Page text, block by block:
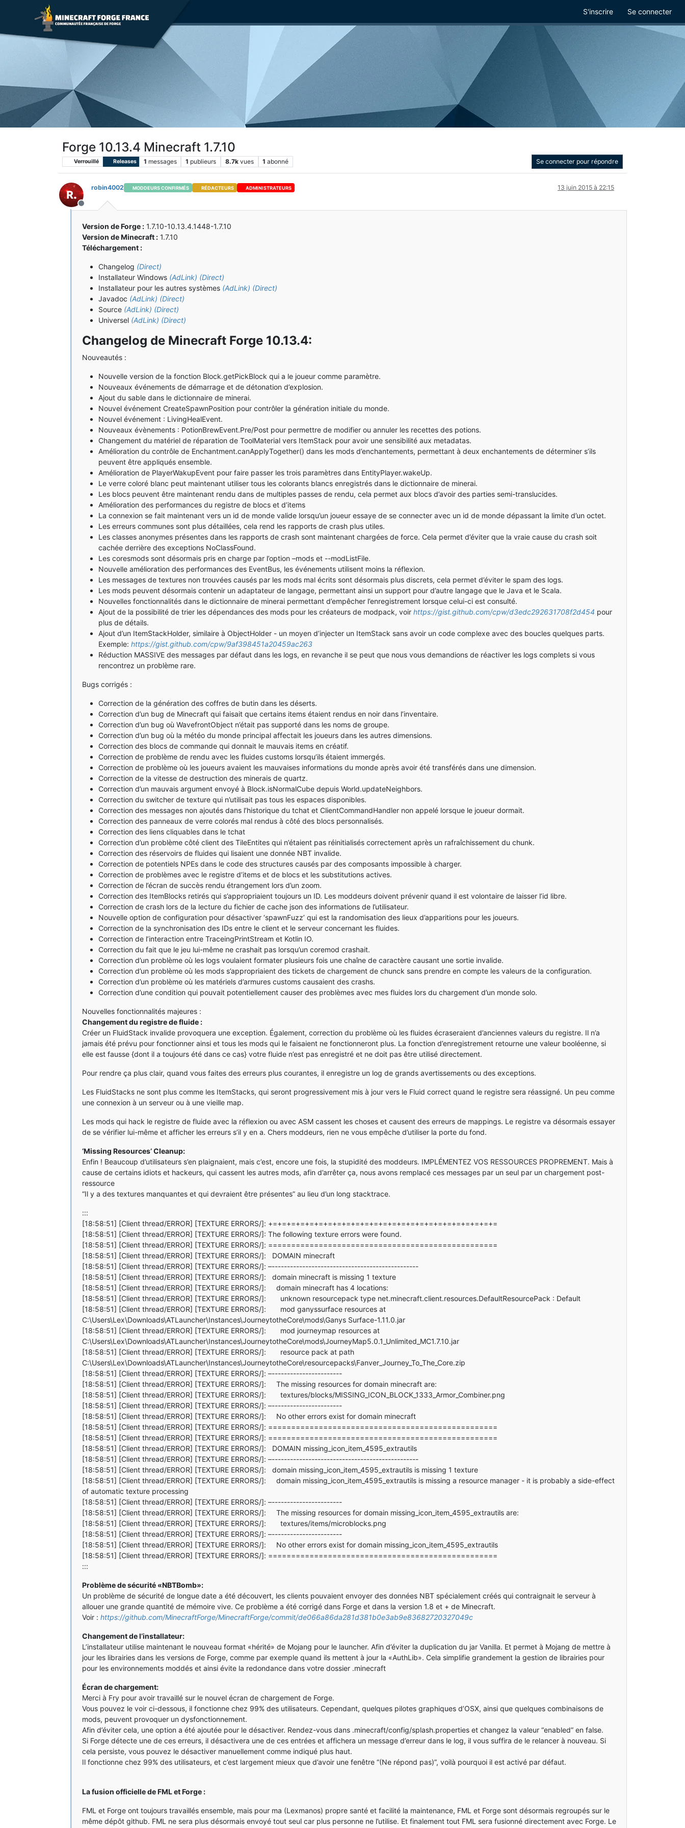
S'inscrire Se connecter
Forge 10.13.4 Minecraft 1.7.10
Verrouillé Releases 1 messages 1 publieurs 8.7k vues 1 abonné Se connecter pour répondre
Hors-ligne
robin4002 MODDEURS CONFIRMÉS RÉDACTEURS ADMINISTRATEURS 13 juin 2015 à 22:15
Version de Forge : 1.7.10-10.13.4.1448-1.7.10
Version de Minecraft : 1.7.10
Téléchargement :
Changelog (Direct)
Installateur Windows (AdLink) (Direct)
Installateur pour les autres systèmes (AdLink) (Direct)
Javadoc (AdLink) (Direct)
Source (AdLink) (Direct)
Universel (AdLink) (Direct)
Changelog de Minecraft Forge 10.13.4:
Nouveautés :
Nouvelle version de la fonction Block.getPickBlock qui a le joueur comme paramètre.
Nouveaux événements de démarrage et de détonation d’explosion.
Ajout du sable dans le dictionnaire de minerai.
Nouvel événement CreateSpawnPosition pour contrôler la génération initiale du monde.
Nouvel événement : LivingHealEvent.
Nouveaux évènements : PotionBrewEvent.Pre/Post pour permettre de modifier ou annuler les recettes des potions.
Changement du matériel de réparation de ToolMaterial vers ItemStack pour avoir une sensibilité aux metadatas.
Amélioration du contrôle de Enchantment.canApplyTogether() dans les mods d’enchantements, permettant à deux enchantements de déterminer s’ils
peuvent être appliqués ensemble.
Amélioration de PlayerWakupEvent pour faire passer les trois paramètres dans EntityPlayer.wakeUp.
Le verre coloré blanc peut maintenant utiliser tous les colorants blancs enregistrés dans le dictionnaire de minerai.
Les blocs peuvent être maintenant rendu dans de multiples passes de rendu, cela permet aux blocs d’avoir des parties semi-translucides.
Amélioration des performances du registre de blocs et d’items
La connexion se fait maintenant vers un id de monde valide lorsqu’un joueur essaye de se connecter avec un id de monde dépassant la limite d’un octet.
Les erreurs communes sont plus détaillées, cela rend les rapports de crash plus utiles.
Les classes anonymes présentes dans les rapports de crash sont maintenant chargées de force. Cela permet d’éviter que la vraie cause du crash soit
cachée derrière des exceptions NoClassFound.
Les coresmods sont désormais pris en charge par l’option –mods et --modListFile.
Nouvelle amélioration des performances des EventBus, les événements utilisent moins la réflexion.
Les messages de textures non trouvées causés par les mods mal écrits sont désormais plus discrets, cela permet d’éviter le spam des logs.
Les mods peuvent désormais contenir un adaptateur de langage, permettant ainsi un support pour d’autre langage que le Java et le Scala.
Nouvelles fonctionnalités dans le dictionnaire de minerai permettant d’empêcher l’enregistrement lorsque celui-ci est consulté.
Ajout de la possibilité de trier les dépendances des mods pour les créateurs de modpack, voir https://gist.github.com/cpw/d3edc292631708f2d454 pour
plus de détails.
Ajout d’un ItemStackHolder, similaire à ObjectHolder - un moyen d’injecter un ItemStack sans avoir un code complexe avec des boucles quelques parts.
Exemple: https://gist.github.com/cpw/9af398451a20459ac263
Réduction MASSIVE des messages par défaut dans les logs, en revanche il se peut que nous vous demandions de réactiver les logs complets si vous
rencontrez un problème rare.
Bugs corrigés :
Correction de la génération des coffres de butin dans les déserts.
Correction d’un bug de Minecraft qui faisait que certains items étaient rendus en noir dans l’inventaire.
Correction d’un bug où WavefrontObject n’était pas supporté dans les noms de groupe.
Correction d’un bug où la météo du monde principal affectait les joueurs dans les autres dimensions.
Correction des blocs de commande qui donnait le mauvais items en créatif.
Correction de problème de rendu avec les fluides customs lorsqu’ils étaient immergés.
Correction de problème où les joueurs avaient les mauvaises informations du monde après avoir été transférés dans une dimension.
Correction de la vitesse de destruction des minerais de quartz.
Correction d’un mauvais argument envoyé à Block.isNormalCube depuis World.updateNeighbors.
Correction du switcher de texture qui n’utilisait pas tous les espaces disponibles.
Correction des messages non ajoutés dans l’historique du tchat et ClientCommandHandler non appelé lorsque le joueur dormait.
Correction des panneaux de verre colorés mal rendus à côté des blocs personnalisés.
Correction des liens cliquables dans le tchat
Correction d’un problème côté client des TileEntites qui n’étaient pas réinitialisés correctement après un rafraîchissement du chunk.
Correction des réservoirs de fluides qui lisaient une donnée NBT invalide.
Correction de potentiels NPEs dans le code des structures causés par des composants impossible à charger.
Correction de problèmes avec le registre d’items et de blocs et les substitutions actives.
Correction de l’écran de succès rendu étrangement lors d’un zoom.
Correction des ItemBlocks retirés qui s’appropriaient toujours un ID. Les moddeurs doivent prévenir quand il est volontaire de laisser l’id libre.
Correction de crash lors de la lecture du fichier de cache json des informations de l’utilisateur.
Nouvelle option de configuration pour désactiver ‘spawnFuzz’ qui est la randomisation des lieux d’apparitions pour les joueurs.
Correction de la synchronisation des IDs entre le client et le serveur concernant les fluides.
Correction de l’interaction entre TraceingPrintStream et Kotlin IO.
Correction du fait que le jeu lui-même ne crashait pas lorsqu’un coremod crashait.
Correction d’un problème où les logs voulaient formater plusieurs fois une chaîne de caractère causant une sortie invalide.
Correction d’un problème où les mods s’appropriaient des tickets de chargement de chunck sans prendre en compte les valeurs de la configuration.
Correction d’un problème où les matériels d’armures customs causaient des crashs.
Correction d’une condition qui pouvait potentiellement causer des problèmes avec mes fluides lors du chargement d’un monde solo.
Nouvelles fonctionnalités majeures :
Changement du registre de fluide :
Créer un FluidStack invalide provoquera une exception. Également, correction du problème où les fluides écraseraient d’anciennes valeurs du registre. Il n’a
jamais été prévu pour fonctionner ainsi et tous les mods qui le faisaient ne fonctionneront plus. La fonction d’enregistrement retourne une valeur booléenne, si
elle est fausse {dont il a toujours été dans ce cas} votre fluide n’est pas enregistré et ne doit pas être utilisé directement.
Pour rendre ça plus clair, quand vous faites des erreurs plus courantes, il enregistre un log de grands avertissements ou des exceptions.
Les FluidStacks ne sont plus comme les ItemStacks, qui seront progressivement mis à jour vers le Fluid correct quand le registre sera réassigné. Un peu comme
une connexion à un serveur ou à une vieille map.
Les mods qui hack le registre de fluide avec la réflexion ou avec ASM cassent les choses et causent des erreurs de mappings. Le registre va désormais essayer
de se vérifier lui-même et afficher les erreurs s’il y en a. Chers moddeurs, rien ne vous empêche d’utiliser la porte du fond.
‘Missing Resources’ Cleanup:
Enfin ! Beaucoup d’utilisateurs s’en plaignaient, mais c’est, encore une fois, la stupidité des moddeurs. IMPLÉMENTEZ VOS RESSOURCES PROPREMENT. Mais à
cause de certains idiots et hackeurs, qui cassent les autres mods, afin d’arrêter ça, nous avons remplacé ces messages par un seul par un chargement post-
ressource
“Il y a des textures manquantes et qui devraient être présentes” au lieu d’un long stacktrace.
:::
[18:58:51] [Client thread/ERROR] [TEXTURE ERRORS/]: +=+=+=+=+=+=+=+=+=+=+=+=+=+=+=+=+=+=+=+=+=+=+=+=+=
[18:58:51] [Client thread/ERROR] [TEXTURE ERRORS/]: The following texture errors were found.
[18:58:51] [Client thread/ERROR] [TEXTURE ERRORS/]: ==================================================
[18:58:51] [Client thread/ERROR] [TEXTURE ERRORS/]: DOMAIN minecraft
[18:58:51] [Client thread/ERROR] [TEXTURE ERRORS/]: –------------------------------------------------
[18:58:51] [Client thread/ERROR] [TEXTURE ERRORS/]: domain minecraft is missing 1 texture
[18:58:51] [Client thread/ERROR] [TEXTURE ERRORS/]: domain minecraft has 4 locations:
[18:58:51] [Client thread/ERROR] [TEXTURE ERRORS/]: unknown resourcepack type net.minecraft.client.resources.DefaultResourcePack : Default
[18:58:51] [Client thread/ERROR] [TEXTURE ERRORS/]: mod ganyssurface resources at
C:\Users\Lex\Downloads\ATLauncher\Instances\JourneytotheCore\mods\Ganys Surface-1.11.0.jar
[18:58:51] [Client thread/ERROR] [TEXTURE ERRORS/]: mod journeymap resources at
C:\Users\Lex\Downloads\ATLauncher\Instances\JourneytotheCore\mods\JourneyMap5.0.1_Unlimited_MC1.7.10.jar
[18:58:51] [Client thread/ERROR] [TEXTURE ERRORS/]: resource pack at path
C:\Users\Lex\Downloads\ATLauncher\Instances\JourneytotheCore\resourcepacks\Fanver_Journey_To_The_Core.zip
[18:58:51] [Client thread/ERROR] [TEXTURE ERRORS/]: –-----------------------
[18:58:51] [Client thread/ERROR] [TEXTURE ERRORS/]: The missing resources for domain minecraft are:
[18:58:51] [Client thread/ERROR] [TEXTURE ERRORS/]: textures/blocks/MISSING_ICON_BLOCK_1333_Armor_Combiner.png
[18:58:51] [Client thread/ERROR] [TEXTURE ERRORS/]: –-----------------------
[18:58:51] [Client thread/ERROR] [TEXTURE ERRORS/]: No other errors exist for domain minecraft
[18:58:51] [Client thread/ERROR] [TEXTURE ERRORS/]: ==================================================
[18:58:51] [Client thread/ERROR] [TEXTURE ERRORS/]: ==================================================
[18:58:51] [Client thread/ERROR] [TEXTURE ERRORS/]: DOMAIN missing_icon_item_4595_extrautils
[18:58:51] [Client thread/ERROR] [TEXTURE ERRORS/]: –------------------------------------------------
[18:58:51] [Client thread/ERROR] [TEXTURE ERRORS/]: domain missing_icon_item_4595_extrautils is missing 1 texture
[18:58:51] [Client thread/ERROR] [TEXTURE ERRORS/]: domain missing_icon_item_4595_extrautils is missing a resource manager - it is probably a side-effect
of automatic texture processing
[18:58:51] [Client thread/ERROR] [TEXTURE ERRORS/]: –-----------------------
[18:58:51] [Client thread/ERROR] [TEXTURE ERRORS/]: The missing resources for domain missing_icon_item_4595_extrautils are:
[18:58:51] [Client thread/ERROR] [TEXTURE ERRORS/]: textures/items/microblocks.png
[18:58:51] [Client thread/ERROR] [TEXTURE ERRORS/]: –-----------------------
[18:58:51] [Client thread/ERROR] [TEXTURE ERRORS/]: No other errors exist for domain missing_icon_item_4595_extrautils
[18:58:51] [Client thread/ERROR] [TEXTURE ERRORS/]: ==================================================
:::
Problème de sécurité «NBTBomb»:
Un problème de sécurité de longue date a été découvert, les clients pouvaient envoyer des données NBT spécialement créés qui contraignait le serveur à
allouer une grande quantité de mémoire vive. Ce problème a été corrigé dans Forge et dans la version 1.8 et + de Minecraft.
Voir : https://github.com/MinecraftForge/MinecraftForge/commit/de066a86da281d381b0e3ab9e83682720327049c
Changement de l’installateur:
L’installateur utilise maintenant le nouveau format «hérité» de Mojang pour le launcher. Afin d’éviter la duplication du jar Vanilla. Et permet à Mojang de mettre à
jour les librairies dans les versions de Forge, comme par exemple quand ils mettent à jour la «AuthLib». Cela simplifie grandement la gestion de librairies pour
pour les environnements moddés et ainsi évite la redondance dans votre dossier .minecraft
Écran de chargement:
Merci à Fry pour avoir travaillé sur le nouvel écran de chargement de Forge.
Vous pouvez le voir ci-dessous, il fonctionne chez 99% des utilisateurs. Cependant, quelques pilotes graphiques d’OSX, ainsi que quelques combinaisons de
mods, peuvent provoquer un dysfonctionnement.
Afin d’éviter cela, une option a été ajoutée pour le désactiver. Rendez-vous dans .minecraft/config/splash.properties et changez la valeur “enabled” en false.
Si Forge détecte une de ces erreurs, il désactivera une de ces entrées et affichera un message d’erreur dans le log, il vous suffira de le relancer à nouveau. Si
cela persiste, vous pouvez le désactiver manuellement comme indiqué plus haut.
Il fonctionne chez 99% des utilisateurs, et c’est largement mieux que d’avoir une fenêtre “(Ne répond pas)”, voilà pourquoi il est activé par défaut.
La fusion officielle de FML et Forge :
FML et Forge ont toujours travaillés ensemble, mais pour ma (Lexmanos) propre santé et facilité la maintenance, FML et Forge sont désormais regroupés sur le
même dépôt github. FML ne sera plus désormais envoyé tout seul car plus personne ne l’utilise. Et finalement tout FML sera fusionné directement avec Forge. Le